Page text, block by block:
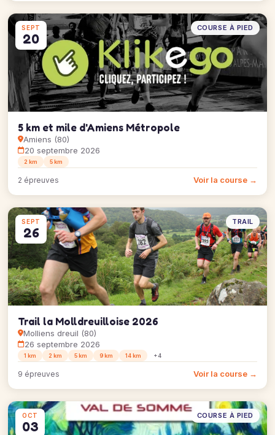
SEPT
20
COURSE À PIED
5 km et mile d'Amiens Métropole
Amiens (80)
20 septembre 2026
2 km 5 km
2 épreuves Voir la course →
SEPT
26
TRAIL
Trail la Molldreuilloise 2026
Molliens dreuil (80)
26 septembre 2026
1 km 2 km 5 km 9 km 14 km +4
9 épreuves Voir la course →
OCT
03
COURSE À PIED